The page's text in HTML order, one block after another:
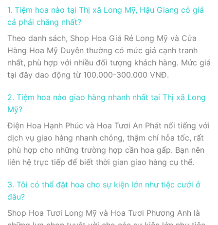
1. Tiệm hoa nào tại Thị xã Long Mỹ, Hậu Giang có giá
cả phải chăng nhất?
Theo danh sách, Shop Hoa Giá Rẻ Long Mỹ và Cửa
Hàng Hoa Mỹ Duyên thường có mức giá cạnh tranh
nhất, phù hợp với nhiều đối tượng khách hàng. Mức giá
tại đây dao động từ 100.000-300.000 VNĐ.
2. Tiệm hoa nào giao hàng nhanh nhất tại Thị xã Long
Mỹ?
Điện Hoa Hạnh Phúc và Hoa Tươi An Phát nổi tiếng với
dịch vụ giao hàng nhanh chóng, thậm chí hỏa tốc, rất
phù hợp cho những trường hợp cần hoa gấp. Bạn nên
liên hệ trực tiếp để biết thời gian giao hàng cụ thể.
3. Tôi có thể đặt hoa cho sự kiện lớn như tiệc cưới ở
đâu?
Shop Hoa Tươi Long Mỹ và Hoa Tươi Phương Anh là